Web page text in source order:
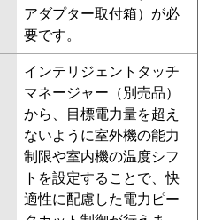
アダプター取付箱）が必
要です。
インテリジェントタッチ
マネージャー（別売品）
から、目標電力量を超え
ないように室外機の能力
制限や室内機の温度シフ
トを設定することで、快
適性に配慮した電力ピー